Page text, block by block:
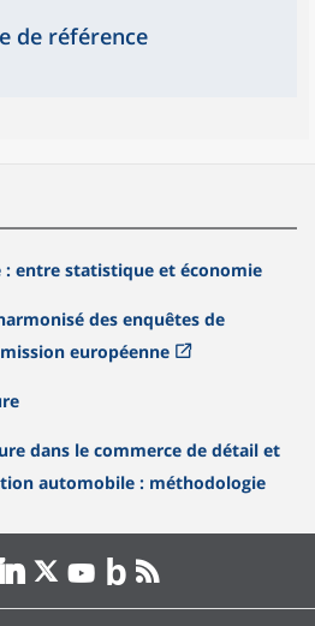
de référence
entre statistique et économie
des enquêtes de
européenne
dans le commerce de détail et
automobile : méthodologie